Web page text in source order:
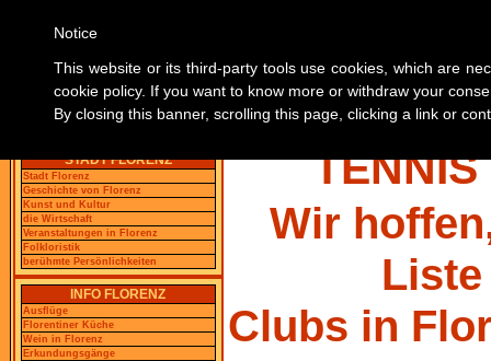
Home
FINDEN SIE ALLE
STADT FLORENZ
Stadt Florenz
Geschichte von Florenz
Kunst und Kultur
die Wirtschaft
Veranstaltungen in Florenz
Folkloristik
berühmte Persönlichkeiten
INFO FLORENZ
Ausflüge
Florentiner Küche
Wein in Florenz
Erkundungsgänge
Wir
Clubs in
Notice
This website or its third-party tools use cookies, which are
cookie policy. If you want to know more or withdraw your
By closing this banner, scrolling this page, clicking a link or